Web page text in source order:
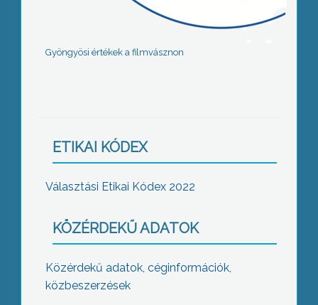
Gyöngyösi értékek a filmvásznon
ETIKAI KÓDEX
Választási Etikai Kódex 2022
KÖZÉRDEKŰ ADATOK
Közérdekű adatok, céginformációk,
közbeszerzések